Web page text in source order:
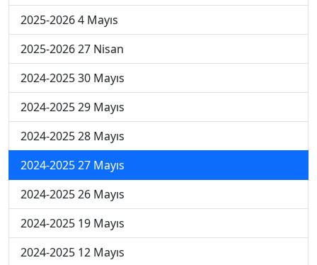
2025-2026 4 Mayıs
2025-2026 27 Nisan
2024-2025 30 Mayıs
2024-2025 29 Mayıs
2024-2025 28 Mayıs
2024-2025 27 Mayıs
2024-2025 26 Mayıs
2024-2025 19 Mayıs
2024-2025 12 Mayıs